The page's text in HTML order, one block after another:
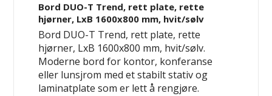
Bord DUO-T Trend, rett plate, rette
hjørner, LxB 1600x800 mm, hvit/sølv
Bord DUO-T Trend, rett plate, rette
hjørner, LxB 1600x800 mm, hvit/sølv.
Moderne bord for kontor, konferanse
eller lunsjrom med et stabilt stativ og
laminatplate som er lett å rengjøre.